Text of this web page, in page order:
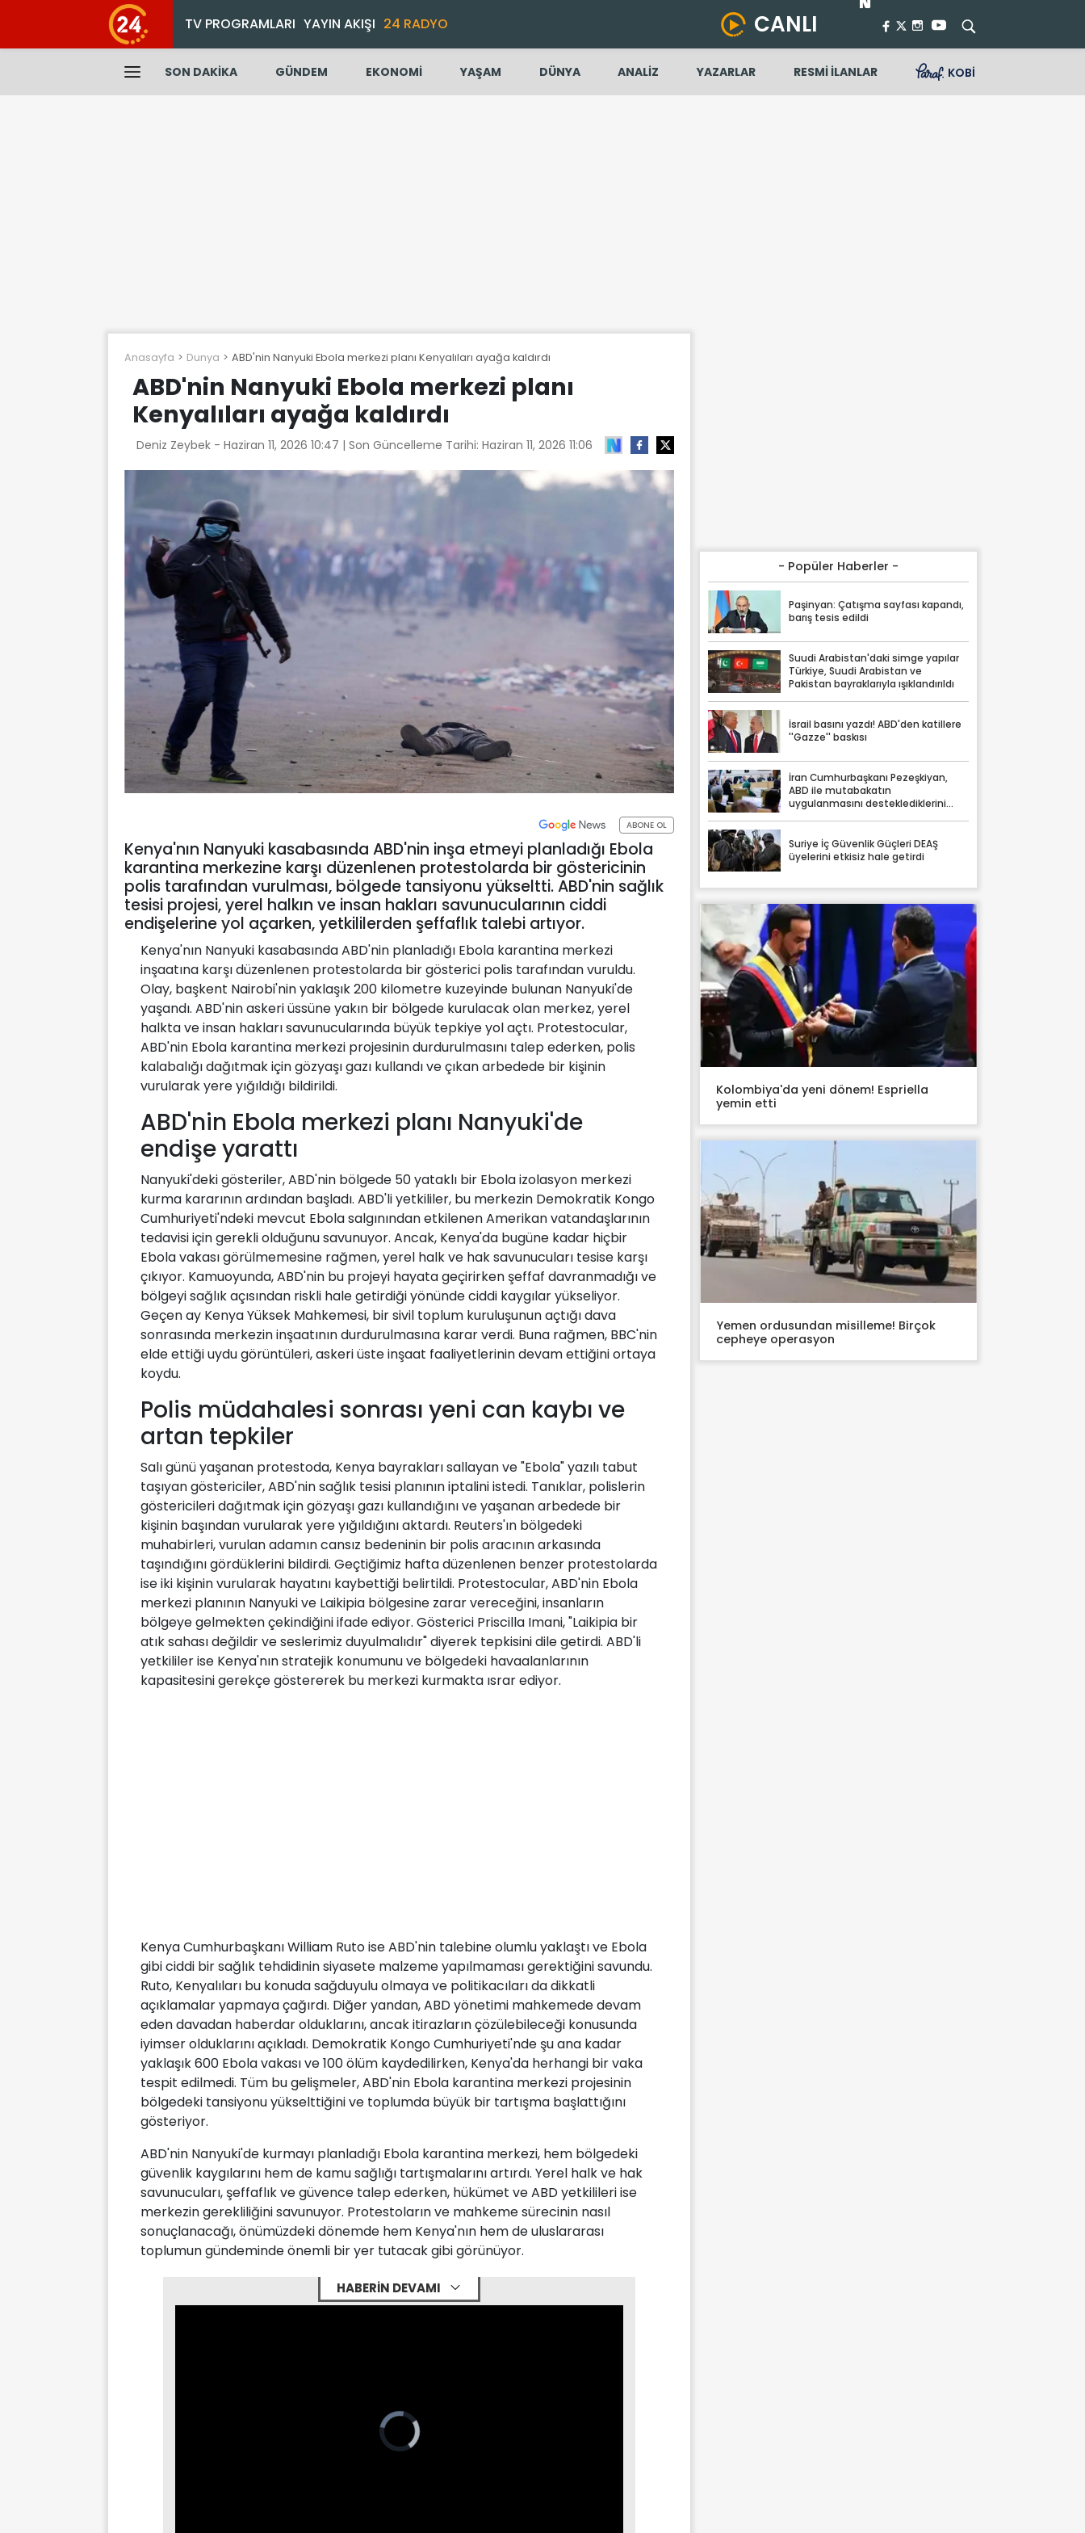
TV PROGRAMLARI YAYIN AKIŞI 24 RADYO CANLI
SON DAKİKA GÜNDEM EKONOMİ YAŞAM DÜNYA ANALİZ YAZARLAR RESMİ İLANLAR KOBİ
Anasayfa Dunya ABD'nin Nanyuki Ebola merkezi planı Kenyalıları ayağa kaldırdı
ABD'nin Nanyuki Ebola merkezi planı
Kenyalıları ayağa kaldırdı
Deniz Zeybek - Haziran 11, 2026 10:47 | Son Güncelleme Tarihi: Haziran 11, 2026 11:06
ABONE OL
Kenya'nın Nanyuki kasabasında ABD'nin inşa etmeyi planladığı Ebola
karantina merkezine karşı düzenlenen protestolarda bir göstericinin
polis tarafından vurulması, bölgede tansiyonu yükseltti. ABD'nin sağlık
tesisi projesi, yerel halkın ve insan hakları savunucularının ciddi
endişelerine yol açarken, yetkililerden şeffaflık talebi artıyor.
Kenya'nın Nanyuki kasabasında ABD'nin planladığı Ebola karantina merkezi
inşaatına karşı düzenlenen protestolarda bir gösterici polis tarafından vuruldu.
Olay, başkent Nairobi'nin yaklaşık 200 kilometre kuzeyinde bulunan Nanyuki'de
yaşandı. ABD'nin askeri üssüne yakın bir bölgede kurulacak olan merkez, yerel
halkta ve insan hakları savunucularında büyük tepkiye yol açtı. Protestocular,
ABD'nin Ebola karantina merkezi projesinin durdurulmasını talep ederken, polis
kalabalığı dağıtmak için gözyaşı gazı kullandı ve çıkan arbedede bir kişinin
vurularak yere yığıldığı bildirildi.
ABD'nin Ebola merkezi planı Nanyuki'de
endişe yarattı
Nanyuki'deki gösteriler, ABD'nin bölgede 50 yataklı bir Ebola izolasyon merkezi
kurma kararının ardından başladı. ABD'li yetkililer, bu merkezin Demokratik Kongo
Cumhuriyeti'ndeki mevcut Ebola salgınından etkilenen Amerikan vatandaşlarının
tedavisi için gerekli olduğunu savunuyor. Ancak, Kenya'da bugüne kadar hiçbir
Ebola vakası görülmemesine rağmen, yerel halk ve hak savunucuları tesise karşı
çıkıyor. Kamuoyunda, ABD'nin bu projeyi hayata geçirirken şeffaf davranmadığı ve
bölgeyi sağlık açısından riskli hale getirdiği yönünde ciddi kaygılar yükseliyor.
Geçen ay Kenya Yüksek Mahkemesi, bir sivil toplum kuruluşunun açtığı dava
sonrasında merkezin inşaatının durdurulmasına karar verdi. Buna rağmen, BBC'nin
elde ettiği uydu görüntüleri, askeri üste inşaat faaliyetlerinin devam ettiğini ortaya
koydu.
Polis müdahalesi sonrası yeni can kaybı ve
artan tepkiler
Salı günü yaşanan protestoda, Kenya bayrakları sallayan ve "Ebola" yazılı tabut
taşıyan göstericiler, ABD'nin sağlık tesisi planının iptalini istedi. Tanıklar, polislerin
göstericileri dağıtmak için gözyaşı gazı kullandığını ve yaşanan arbedede bir
kişinin başından vurularak yere yığıldığını aktardı. Reuters'ın bölgedeki
muhabirleri, vurulan adamın cansız bedeninin bir polis aracının arkasında
taşındığını gördüklerini bildirdi. Geçtiğimiz hafta düzenlenen benzer protestolarda
ise iki kişinin vurularak hayatını kaybettiği belirtildi. Protestocular, ABD'nin Ebola
merkezi planının Nanyuki ve Laikipia bölgesine zarar vereceğini, insanların
bölgeye gelmekten çekindiğini ifade ediyor. Gösterici Priscilla Imani, "Laikipia bir
atık sahası değildir ve seslerimiz duyulmalıdır" diyerek tepkisini dile getirdi. ABD'li
yetkililer ise Kenya'nın stratejik konumunu ve bölgedeki havaalanlarının
kapasitesini gerekçe göstererek bu merkezi kurmakta ısrar ediyor.
Kenya Cumhurbaşkanı William Ruto ise ABD'nin talebine olumlu yaklaştı ve Ebola
gibi ciddi bir sağlık tehdidinin siyasete malzeme yapılmaması gerektiğini savundu.
Ruto, Kenyalıları bu konuda sağduyulu olmaya ve politikacıları da dikkatli
açıklamalar yapmaya çağırdı. Diğer yandan, ABD yönetimi mahkemede devam
eden davadan haberdar olduklarını, ancak itirazların çözülebileceği konusunda
iyimser olduklarını açıkladı. Demokratik Kongo Cumhuriyeti'nde şu ana kadar
yaklaşık 600 Ebola vakası ve 100 ölüm kaydedilirken, Kenya'da herhangi bir vaka
tespit edilmedi. Tüm bu gelişmeler, ABD'nin Ebola karantina merkezi projesinin
bölgedeki tansiyonu yükselttiğini ve toplumda büyük bir tartışma başlattığını
gösteriyor.
ABD'nin Nanyuki'de kurmayı planladığı Ebola karantina merkezi, hem bölgedeki
güvenlik kaygılarını hem de kamu sağlığı tartışmalarını artırdı. Yerel halk ve hak
savunucuları, şeffaflık ve güvence talep ederken, hükümet ve ABD yetkilileri ise
merkezin gerekliliğini savunuyor. Protestoların ve mahkeme sürecinin nasıl
sonuçlanacağı, önümüzdeki dönemde hem Kenya'nın hem de uluslararası
toplumun gündeminde önemli bir yer tutacak gibi görünüyor.
HABERİN DEVAMI
Video
Player
is
loading.
- Popüler Haberler -
Paşinyan: Çatışma sayfası kapandı,
barış tesis edildi
Suudi Arabistan'daki simge yapılar
Türkiye, Suudi Arabistan ve
Pakistan bayraklarıyla ışıklandırıldı
İsrail basını yazdı! ABD'den katillere
''Gazze'' baskısı
İran Cumhurbaşkanı Pezeşkiyan,
ABD ile mutabakatın
uygulanmasını desteklediklerini
Suriye İç Güvenlik Güçleri DEAŞ
üyelerini etkisiz hale getirdi
Kolombiya'da yeni dönem! Espriella
yemin etti
Yemen ordusundan misilleme! Birçok
cepheye operasyon